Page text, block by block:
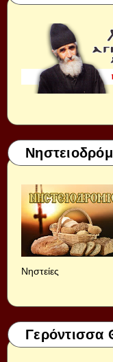
Νηστείες
Γερόντισσα